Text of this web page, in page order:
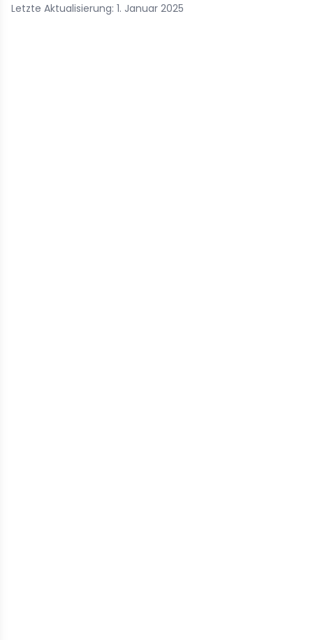
Letzte Aktualisierung: 1. Januar 2025